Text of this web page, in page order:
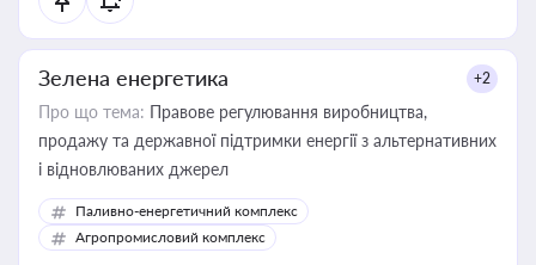
Зелена енергетика +2
Про що тема: Правове регулювання виробництва,
продажу та державної підтримки енергії з альтернативних
і відновлюваних джерел
Паливно-енергетичний комплекс
Агропромисловий комплекс